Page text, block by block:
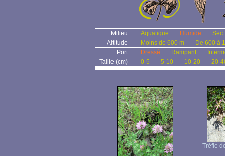
Milieu Aquatique Humide
Sec
Altitude
Moins de 600 m
De 600 à
Port
Dressé Rampant
Taille (cm)
0-5 5-10 10-20 20-
Trèfle